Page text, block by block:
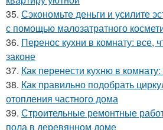
35. Сэкономьте деньги и усилите
с помощью малозатратного
36. Перенос кухни в комнату: все,
законе
37. Как перенести кухню в
38. Как правильно подобрать
отопления частного дома
39. Строительные ремонтные
пола в деревянном доме